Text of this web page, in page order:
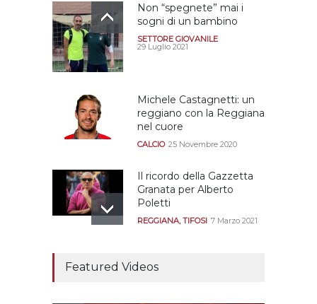
Non “spegnete” mai i
sogni di un bambino
SETTORE GIOVANILE
29 Luglio 2021
Michele Castagnetti: un
reggiano con la Reggiana
nel cuore
CALCIO 25 Novembre 2020
Il ricordo della Gazzetta
Granata per Alberto
Poletti
REGGIANA,TIFOSI 7 Marzo 2021
assistere agli allenamenti
Featured Videos